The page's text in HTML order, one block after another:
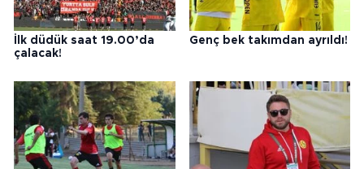
İlk düdük saat 19.00’da
çalacak!
Genç bek takımdan ayrıldı!